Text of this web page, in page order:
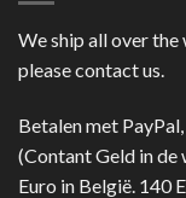
We ship all over
please contact us.
Betalen met
(Contant Geld in de
Euro in België. 140